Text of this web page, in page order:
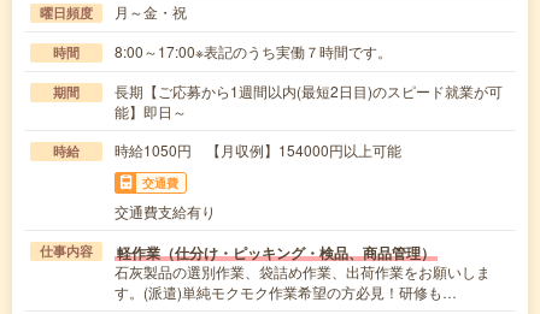
曜日頻度 月～金・祝
時間 8:00～17:00※表記のうち実働７時間です。
期間
長期【ご応募から1週間以内(最短2日目)のスピード就業が可
能】即日～
時給 時給1050円 【月収例】154000円以上可能
交通費
交通費支給有り
仕事内容 軽作業（仕分け・ピッキング・検品、商品管理）
石灰製品の選別作業、袋詰め作業、出荷作業をお願いしま
す。(派遣)単純モクモク作業希望の方必見！研修も…